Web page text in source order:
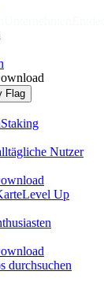
Staking
Nutzer
Level Up
durchsuchen